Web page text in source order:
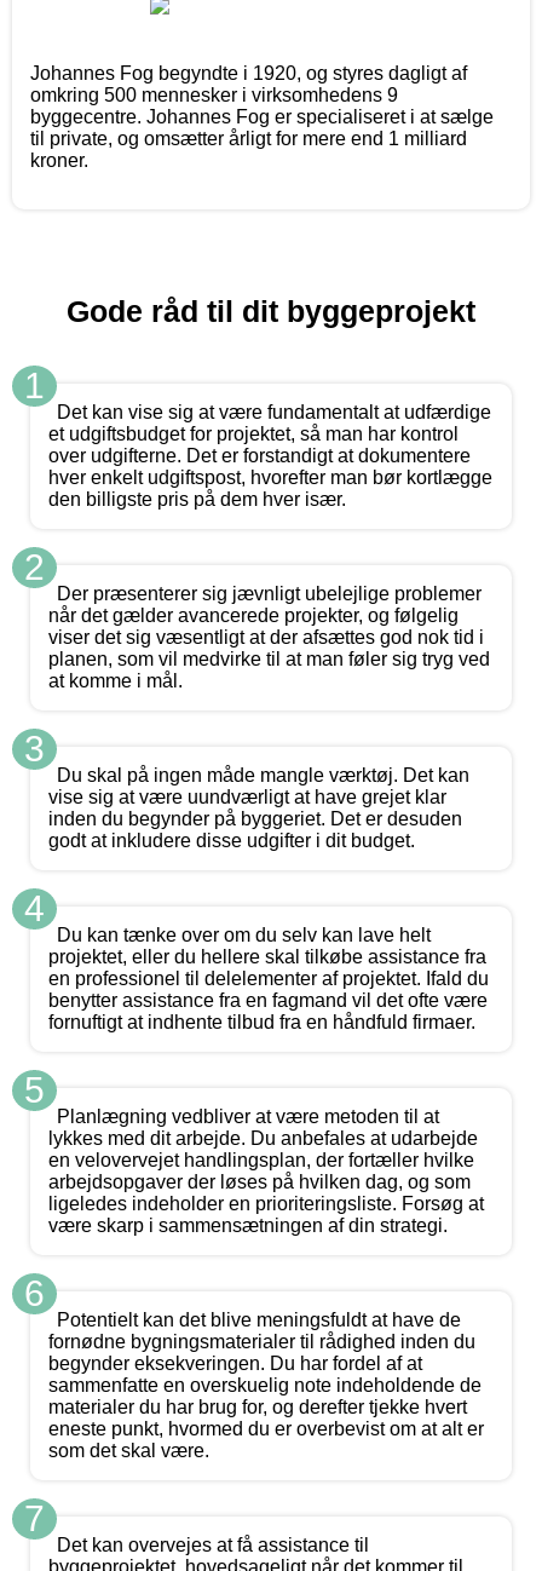
Johannes Fog begyndte i 1920, og styres dagligt af
omkring 500 mennesker i virksomhedens 9
byggecentre. Johannes Fog er specialiseret i at sælge
til private, og omsætter årligt for mere end 1 milliard
kroner.
Gode råd til dit byggeprojekt
1
Det kan vise sig at være fundamentalt at udfærdige
et udgiftsbudget for projektet, så man har kontrol
over udgifterne. Det er forstandigt at dokumentere
hver enkelt udgiftspost, hvorefter man bør kortlægge
den billigste pris på dem hver især.
2
Der præsenterer sig jævnligt ubelejlige problemer
når det gælder avancerede projekter, og følgelig
viser det sig væsentligt at der afsættes god nok tid i
planen, som vil medvirke til at man føler sig tryg ved
at komme i mål.
3
Du skal på ingen måde mangle værktøj. Det kan
vise sig at være uundværligt at have grejet klar
inden du begynder på byggeriet. Det er desuden
godt at inkludere disse udgifter i dit budget.
4
Du kan tænke over om du selv kan lave helt
projektet, eller du hellere skal tilkøbe assistance fra
en professionel til delelementer af projektet. Ifald du
benytter assistance fra en fagmand vil det ofte være
fornuftigt at indhente tilbud fra en håndfuld firmaer.
5
Planlægning vedbliver at være metoden til at
lykkes med dit arbejde. Du anbefales at udarbejde
en velovervejet handlingsplan, der fortæller hvilke
arbejdsopgaver der løses på hvilken dag, og som
ligeledes indeholder en prioriteringsliste. Forsøg at
være skarp i sammensætningen af din strategi.
6
Potentielt kan det blive meningsfuldt at have de
fornødne bygningsmaterialer til rådighed inden du
begynder eksekveringen. Du har fordel af at
sammenfatte en overskuelig note indeholdende de
materialer du har brug for, og derefter tjekke hvert
eneste punkt, hvormed du er overbevist om at alt er
som det skal være.
7
Det kan overvejes at få assistance til
byggeprojektet, hovedsageligt når det kommer til